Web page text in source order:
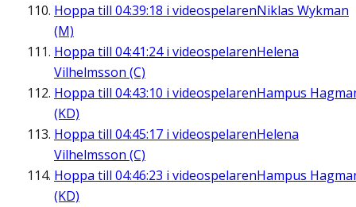
Hoppa till 04:39:18 i videospelarenNiklas Wykman
(M)
Hoppa till 04:41:24i videospelarenHelena
Vilhelmsson (C)
Hoppa till 04:43:10 i videospelarenHampus
(KD)
Hoppa till 04:45:17 i videospelarenHelena
Vilhelmsson (C)
Hoppa till 04:46:23 i videospelarenHampus
(KD)